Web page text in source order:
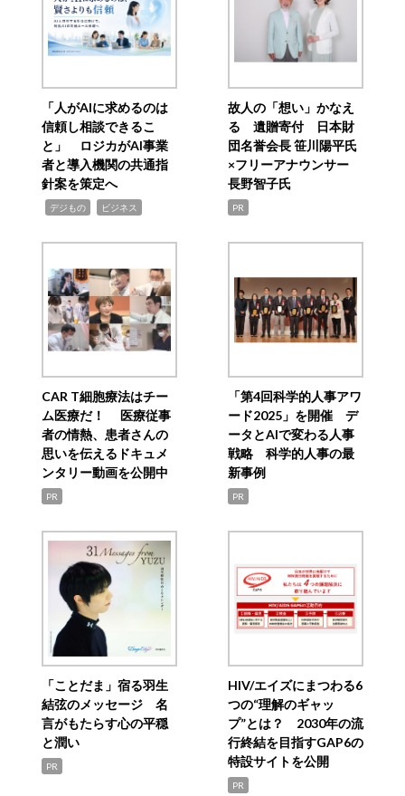
「人がAIに求めるのは
信頼し相談できるこ
と」 ロジカがAI事業
者と導入機関の共通指
針案を策定へ
デジもの ビジネス
故人の「想い」かなえ
る 遺贈寄付 日本財
団名誉会長 笹川陽平氏
×フリーアナウンサー
長野智子氏
PR
CAR T細胞療法はチー
ム医療だ！ 医療従事
者の情熱、患者さんの
思いを伝えるドキュメ
ンタリー動画を公開中
PR
「第4回科学的人事アワ
ード2025」を開催 デ
ータとAIで変わる人事
戦略 科学的人事の最
新事例
PR
「ことだま」宿る羽生
結弦のメッセージ 名
言がもたらす心の平穏
と潤い
PR
HIV/エイズにまつわる6
つの“理解のギャッ
プ”とは？ 2030年の流
行終結を目指すGAP6の
特設サイトを公開
PR